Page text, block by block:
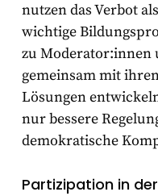
nutzen das Verbot
wichtige
zu Moderator:innen
gemeinsam mit
Lösungen
nur bessere
demokratische
Partizipation in